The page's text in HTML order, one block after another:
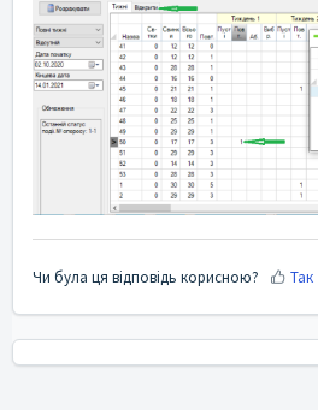
Чи була ця відповідь корисною? Так